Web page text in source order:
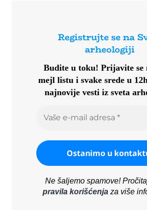
Registrujte se na
arheologiji
Budite u toku!Prijavite se
mejl listu i svake srede u
najnovije vesti iz sveta
Ne šaljemo spamove!
pravila korišćenjaza više